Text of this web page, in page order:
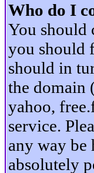
Who do I
You should
you should
should in
the domain
yahoo,
service.
any way be
absolutely